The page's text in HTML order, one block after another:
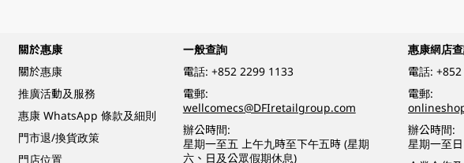
關於惠康
關於惠康
推廣活動及服務
惠康 WhatsApp 條款及細則
門市退/換貨政策
門店位置
一般查詢
電話: +852 2299 1133
電郵:
wellcomecs@DFIretailgroup.com
辦公時間:
星期一至五 上午九時至下午五時 (星期
六、日及公眾假期休息)
惠康網店
電話:
電郵:
辦公時間:
星期一至